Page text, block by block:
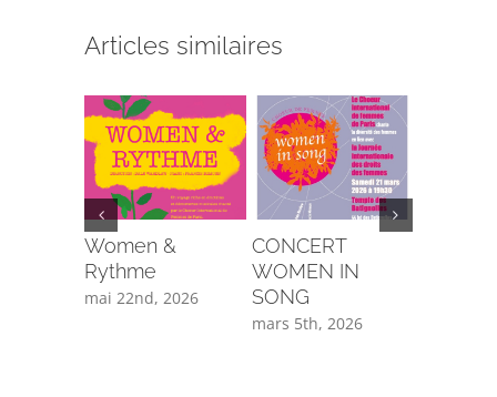
Articles similaires
Women &
Rythme
mai 22nd, 2026
CONCERT
WOMEN IN
SONG
mars 5th, 2026